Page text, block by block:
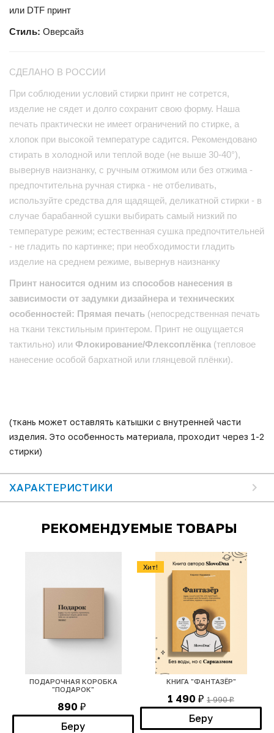
или DTF принт
Стиль: Оверсайз
СДЕЛАНО В РОССИИ
При соблюдении условий стирки принт не сотрется,
изделие не сядет и долго сохранит свою форму. Наша
печать практически не имеет ограничений по стирке, а
хлопок при высокой температуре садится. Рекомендовано
стирать в холодной или теплой воде (не выше 30-40°),
вывернув наизнанку, с ручным отжимом или без отжима -
предпочтительна ручная стирка - не отбеливать,
используйте средства для щадящей, деликатной стирки - в
случае барабанной сушки выбирать самый низкий по
температуре режим; естественная сушка предпочтительней
- не гладить по картинке; при необходимости гладить
изделие на среднем режиме, вывернув наизнанку
Принт наносится одним из способов нанесения в
зависимости от задумки дизайнера и технических
особенностей: Прямая печать (непосредственная печать
на ткани текстильным принтером. Принт не ощущается
тактильно) или Флокирование/Флексоплёнка (тепловое
нанесение особой бархатной или глянцевой плёнки).
(ткань может оставлять катышки с внутренней части
изделия. Это особенность материала, проходит через 1-2
стирки)
ХАРАКТЕРИСТИКИ
РЕКОМЕНДУЕМЫЕ ТОВАРЫ
ПОДАРОЧНАЯ КОРОБКА
"ПОДАРОК"
890 ₽
Беру
КНИГА "ФАНТАЗЁР"
1 490 ₽ 1 990₽
Беру
Хит!